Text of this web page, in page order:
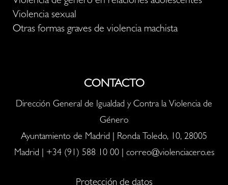
Violencia sexual
Otras formas graves de violencia machista
CONTACTO
Dirección General de Igualdad y Contra la Violencia de
Género
Ayuntamiento de Madrid | Ronda Toledo, 10, 28005
Madrid | +34 (91) 588 10 00| correo@violenciacero.es